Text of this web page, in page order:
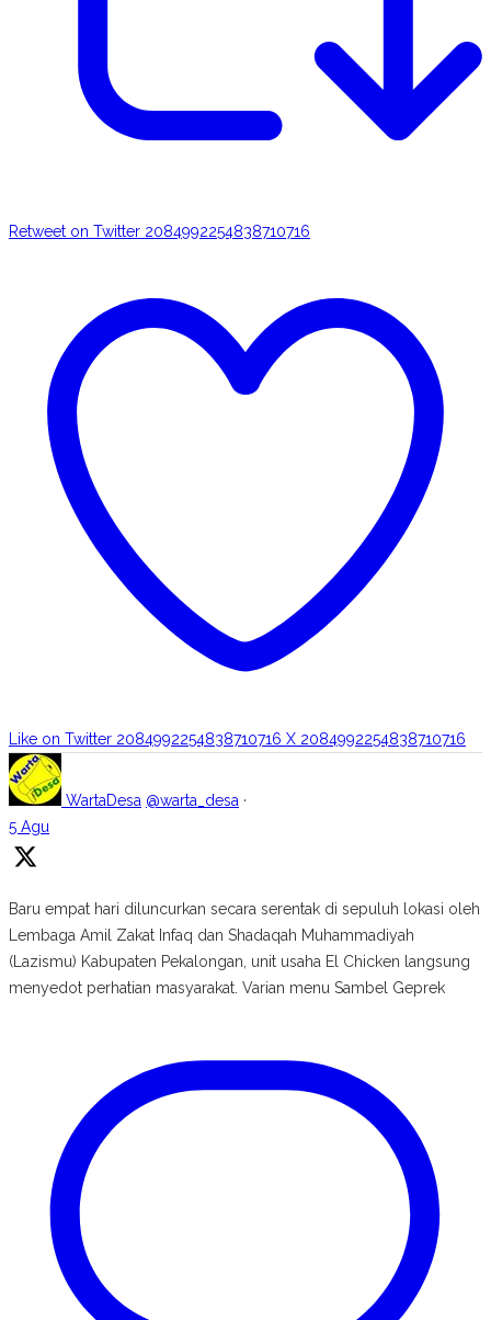
Retweet on Twitter 2084992254838710716
Like on Twitter 2084992254838710716 X 2084992254838710716
WartaDesa @warta_desa ·
5 Agu
Baru empat hari diluncurkan secara serentak di sepuluh lokasi oleh
Lembaga Amil Zakat Infaq dan Shadaqah Muhammadiyah
(Lazismu) Kabupaten Pekalongan, unit usaha El Chicken langsung
menyedot perhatian masyarakat. Varian menu Sambel Geprek